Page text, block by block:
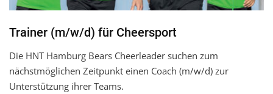
Trainer (m/w/d) für Cheersport
Die HNT Hamburg Bears Cheerleader suchen zum
nächstmöglichen Zeitpunkt einen Coach (m/w/d) zur
Unterstützung ihrer Teams.